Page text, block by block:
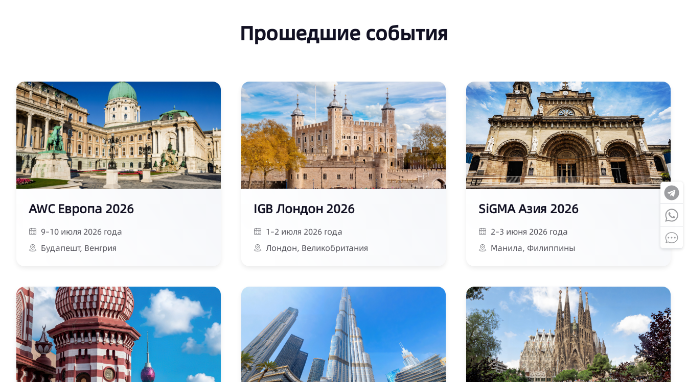
Прошедшие события
AWC Европа 2026
9–10 июля 2026 года
Будапешт, Венгрия
IGB Лондон 2026
1–2 июля 2026 года
Лондон, Великобритания
SiGMA Азия 2026
2–3 июня 2026 года
Манила, Филиппины